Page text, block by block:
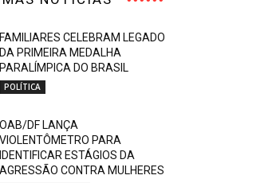
FAMILIARES CELEBRAM LEGADO
DA PRIMEIRA MEDALHA
PARALÍMPICA DO BRASIL
POLÍTICA
OAB/DF LANÇA
VIOLENTÔMETRO PARA
IDENTIFICAR ESTÁGIOS DA
AGRESSÃO CONTRA MULHERES